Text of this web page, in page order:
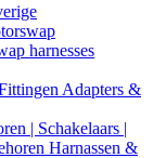
harnesses
Adapters &
| Schakelaars |
Harnassen &